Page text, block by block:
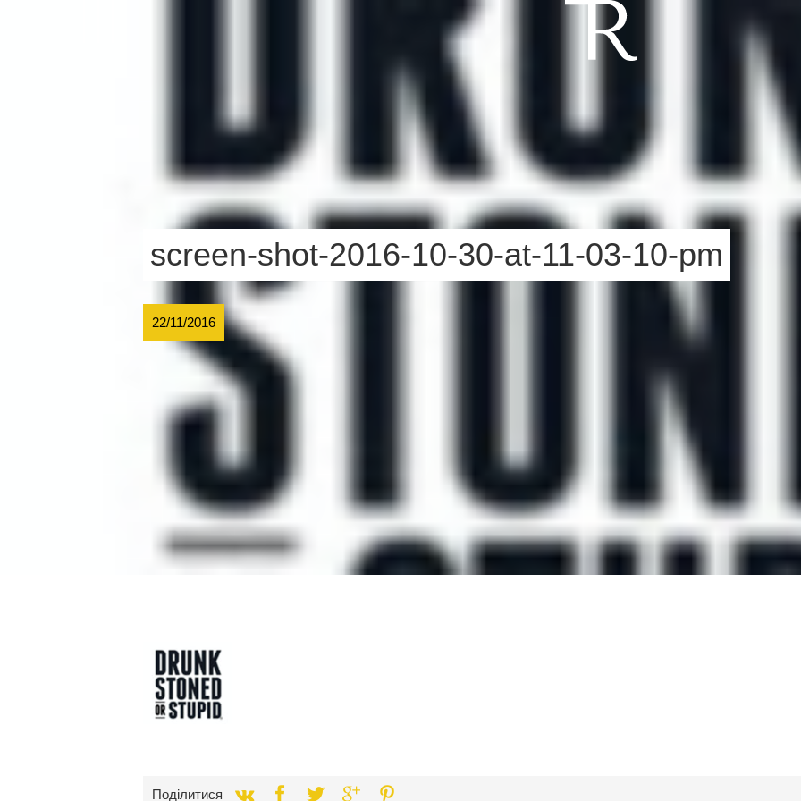
screen-shot-2016-10-30-at-11-03-10-pm
22/11/2016
Поділитися